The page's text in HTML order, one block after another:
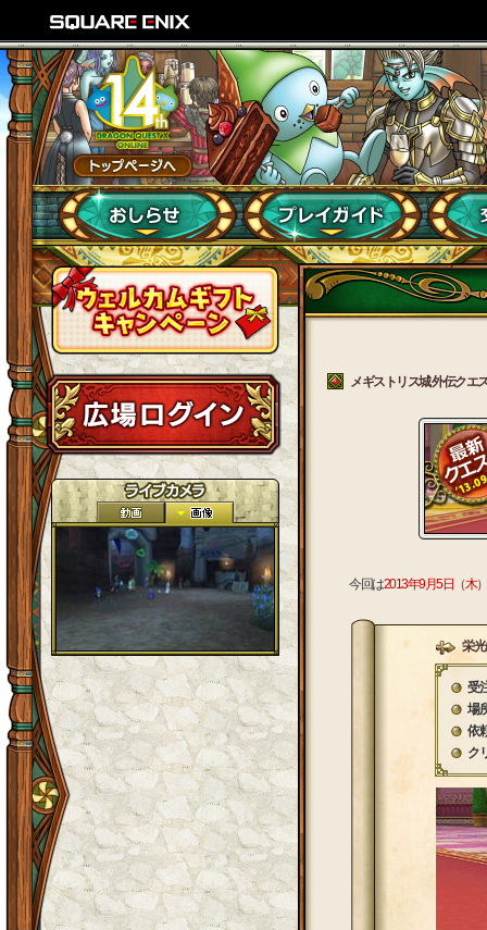
メギストリス城 外伝クエ
今回は2013年9月5日（木）
栄
受
場
依
ク